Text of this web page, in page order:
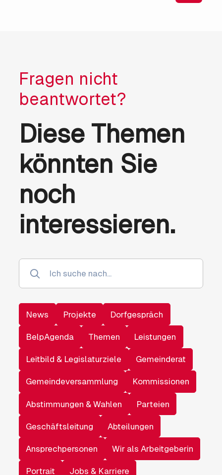
Fragen nicht
beantwortet?
Diese Themen
könnten Sie
noch
interessieren.
News Projekte Dorfgespräch
BelpAgenda Themen Leistungen
Leitbild & Legislaturziele Gemeinderat
Gemeindeversammlung Kommissionen
Abstimmungen & Wahlen Parteien
Geschäftsleitung Abteilungen
Ansprechpersonen Wir als Arbeitgeberin
Portrait Jobs & Karriere